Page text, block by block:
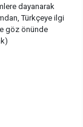
dayanarak
Türkçeye ilgi
göz önünde